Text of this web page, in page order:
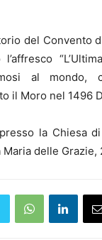
del Convento
al mondo,
il Moro nel 1496
la Chiesa
Maria delle Grazie,